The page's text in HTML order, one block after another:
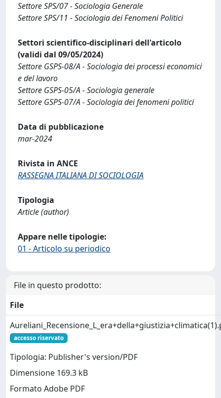
Settore SPS/07 - Sociologia Generale
Settore SPS/11 - Sociologia dei Fenomeni Politici
Settori scientifico-disciplinari dell'articolo
(validi dal 09/05/2024)
Settore GSPS-08/A - Sociologia dei processi economici
e del lavoro
Settore GSPS-05/A - Sociologia generale
Settore GSPS-07/A - Sociologia dei fenomeni politici
Data di pubblicazione
mar-2024
Rivista in ANCE
RASSEGNA ITALIANA DI SOCIOLOGIA
Tipologia
Article (author)
Appare nelle tipologie:
01 - Articolo su periodico
File in questo prodotto:
File
accesso riservato
Tipologia: Publisher's version/PDF
Dimensione 169.3 kB
Formato Adobe PDF